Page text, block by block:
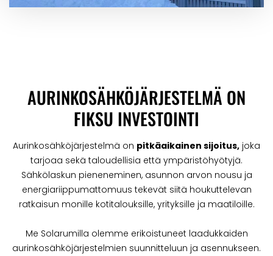
AURINKOSÄHKÖJÄRJESTELMÄ ON
FIKSU INVESTOINTI
Aurinkosähköjärjestelmä on pitkäaikainen sijoitus, joka
tarjoaa sekä taloudellisia että ympäristöhyötyjä.
Sähkölaskun pieneneminen, asunnon arvon nousu ja
energiariippumattomuus tekevät siitä houkuttelevan
ratkaisun monille kotitalouksille, yrityksille ja maatiloille.
Me Solarumilla olemme erikoistuneet laadukkaiden
aurinkosähköjärjestelmien suunnitteluun ja asennukseen.